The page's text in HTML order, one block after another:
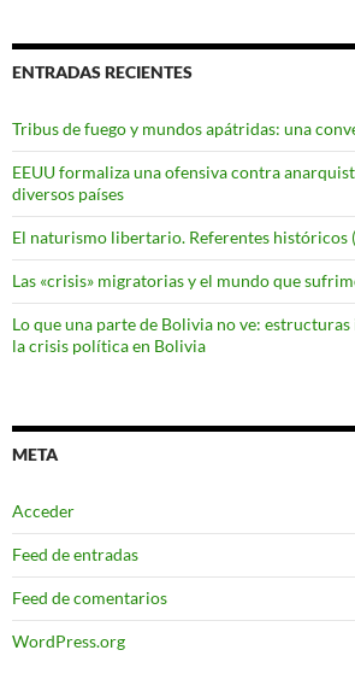
ENTRADAS RECIENTES
Tribus de fuego y mundos apátridas: una
EEUU formaliza una ofensiva contra
diversos países
El naturismo libertario. Referentes históricos
Las «crisis» migratorias y el mundo que
Lo que una parte de Bolivia no ve:
la crisis política en Bolivia
META
Acceder
Feed de entradas
Feed de comentarios
WordPress.org